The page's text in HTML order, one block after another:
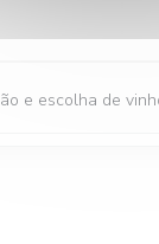
e escolha de